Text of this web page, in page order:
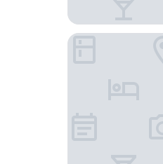
明洞斯坦福飯店